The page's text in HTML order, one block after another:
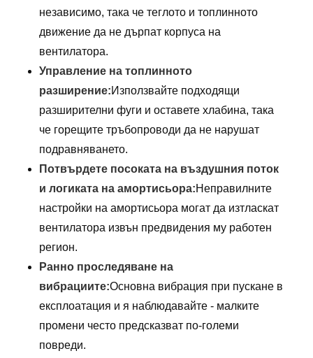
независимо, така че теглото и топлинното
движение да не дърпат корпуса на
вентилатора.
Управление на топлинното
разширение:Използвайте подходящи
разширителни фуги и оставете хлабина, така
че горещите тръбопроводи да не нарушат
подравняването.
Потвърдете посоката на въздушния поток
и логиката на амортисьора:Неправилните
настройки на амортисьора могат да изтласкат
вентилатора извън предвидения му работен
регион.
Ранно проследяване на
вибрациите:Основна вибрация при пускане в
експлоатация и я наблюдавайте - малките
промени често предсказват по-големи
повреди.